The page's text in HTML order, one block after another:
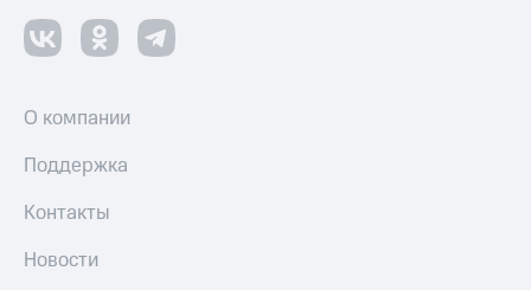
О компании
Поддержка
Контакты
Новости